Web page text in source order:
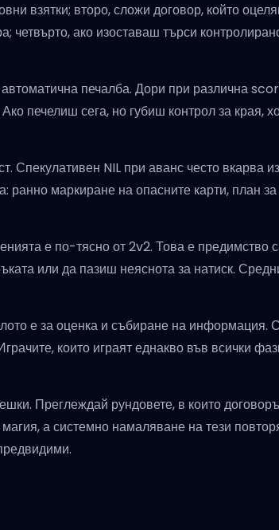
взятки; второ, сложи договор, който
четвърто, ако изоставаш търси
печалба. Дори при различна
печелиш сега, но губиш контрол за края,
Спекулативен NIL при аванс често
маркиране на опасните карти, план
е по-тясно от 2v2. Това е предимство
или да пазиш неяснота за натиск.
е за оценка и събиране на информация.
които играят еднакво във всички
Преглеждай рундовете, в които
а системно намаляване на тези